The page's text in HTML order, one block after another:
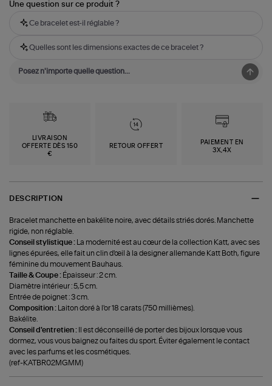
Une question sur ce produit ?
Ce bracelet est-il réglable ?
Quelles sont les dimensions exactes de ce bracelet ?
LIVRAISON
OFFERTE DÈS 150
€
RETOUR OFFERT
PAIEMENT EN
3X,4X
DESCRIPTION
Bracelet manchette en bakélite noire, avec détails striés dorés. Manchette
rigide, non réglable.
Conseil stylistique : La modernité est au cœur de la collection Katt, avec ses
lignes épurées, elle fait un clin d'œil à la designer allemande Katt Both, figure
féminine du mouvement Bauhaus.
Taille & Coupe : Épaisseur : 2 cm.
Diamètre intérieur : 5,5 cm.
Entrée de poignet : 3 cm.
Composition : Laiton doré à l'or 18 carats (750 millièmes).
Bakélite.
Conseil d'entretien :
Il est déconseillé de porter des bijoux lorsque vous
dormez, vous vous baignez ou faites du sport. Éviter également le contact
avec les parfums et les cosmétiques.
(ref-KATBR02MGMM)